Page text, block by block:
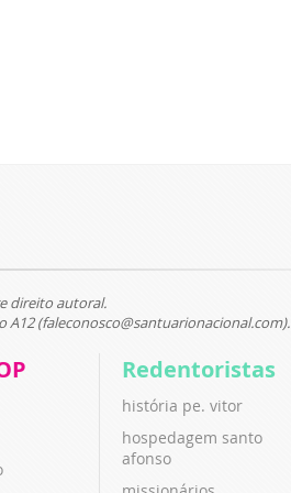
direito autoral.
(faleconosco@santuarionacional.com).
Redentoristas
história pe. vitor
hospedagem santo
afonso